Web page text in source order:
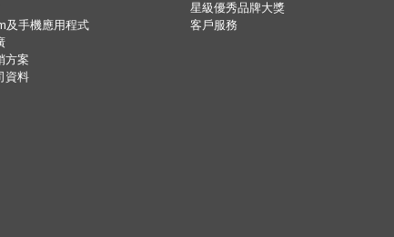
及手機應用程式
方案
資料
星級優秀品牌大獎
客戶服務